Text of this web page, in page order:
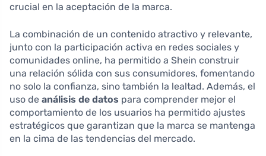
crucial en la aceptación de la marca.
La combinación de un contenido atractivo y relevante,
junto con la participación activa en redes sociales y
comunidades online, ha permitido a Shein construir
una relación sólida con sus consumidores, fomentando
no solo la confianza, sino también la lealtad. Además, el
uso de análisis de datos para comprender mejor el
comportamiento de los usuarios ha permitido ajustes
estratégicos que garantizan que la marca se mantenga
en la cima de las tendencias del mercado.